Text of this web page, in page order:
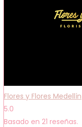
Flores y Flores Medellín
5.0
Basado en 21 reseñas.